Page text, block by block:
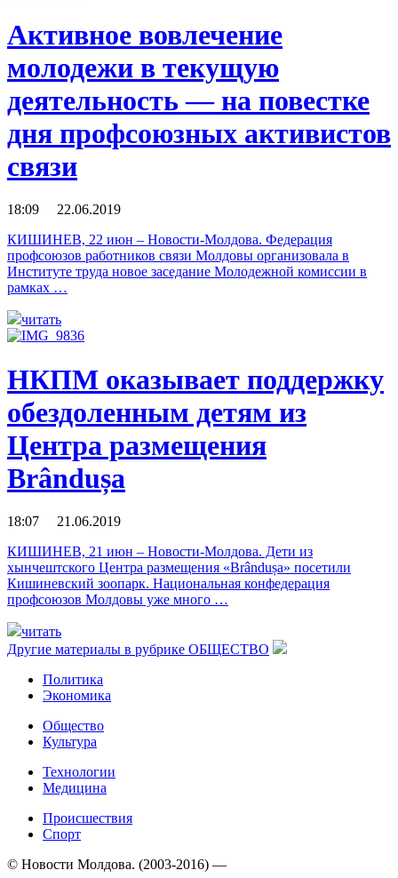
Активное вовлечение
молодежи в текущую
деятельность — на повестке
дня профсоюзных активистов
связи
18:09 22.06.2019
КИШИНЕВ, 22 июн – Новости-Молдова. Федерация
профсоюзов работников связи Молдовы организовала в
Институте труда новое заседание Молодежной комиссии в
рамках …
читать
НКПМ оказывает поддержку
обездоленным детям из
Центра размещения
Brândușa
18:07 21.06.2019
КИШИНЕВ, 21 июн – Новости-Молдова. Дети из
хынчештского Центра размещения «Brândușa» посетили
Кишиневский зоопарк. Национальная конфедерация
профсоюзов Молдовы уже много …
читать
Другие материалы в рубрике ОБЩЕСТВО
Политика
Экономика
Общество
Культура
Технологии
Медицина
Происшествия
Спорт
© Новости Молдова. (2003-2016) —